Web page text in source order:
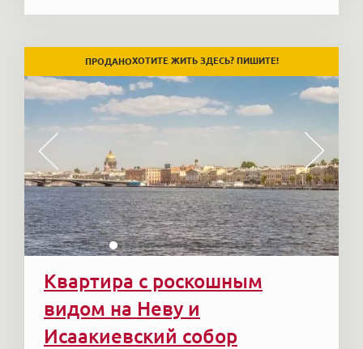
ПРОДАНОХОТИТЕ ЖИТЬ ЗДЕСЬ? ПИШИТЕ!
Квартира с роскошным
видом на Неву и
Исаакиевский собор